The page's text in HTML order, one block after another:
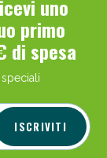
uno
primo
di spesa
ISCRIVITI